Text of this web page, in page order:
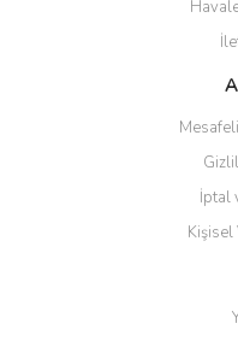
Ürün açıklamasında
Ürün bilgilerinde hatalar
Ürün fiyatı diğer
İptal
Kişisel